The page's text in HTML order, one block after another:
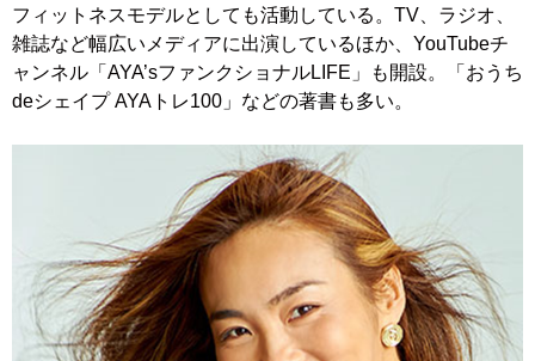
フィットネスモデルとしても活動している。TV、ラジオ、
雑誌など幅広いメディアに出演しているほか、YouTubeチ
ャンネル「AYA’sファンクショナルLIFE」も開設。「おうち
deシェイプ AYAトレ100」などの著書も多い。